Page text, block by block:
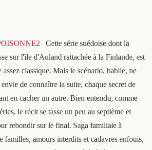
Cette série suédoise dont la
sur l'île d'Auland rattachée à la Finlande, est
classique. Mais le scénario, habile, ne
de connaître la suite, chaque secret de
en cacher un autre. Bien entendu, comme
le récit se tasse un peu au septième et
rebondir sur le final. Saga familiale à
familles, amours interdits et cadavres enfouis,